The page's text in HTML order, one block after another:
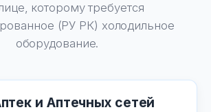
которому требуется
(РУ РК) холодильное
оборудование.
и Аптечных сетей